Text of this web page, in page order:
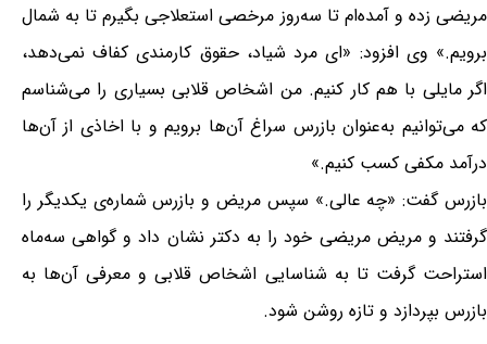
مریضی زده و آمده‌ام تا سه‌روز مرخصی استعلاجی بگیرم تا به شمال
برویم.» وی افزود: «ای مرد شیاد، حقوق کارمندی کفاف نمی‌دهد،
اگر مایلی با هم کار کنیم. من اشخاص قلابی بسیاری را می‌شناسم
که می‌توانیم به‌عنوان بازرس سراغ آن‌ها برویم و با اخاذی از آن‌ها
درآمد مکفی کسب کنیم.»
بازرس گفت: «چه عالی.» سپس مریض و بازرس شماره‌ی یکدیگر را
گرفتند و مریض مریضی خود را به دکتر نشان داد و گواهی سه‌ماه
استراحت گرفت تا به شناسایی اشخاص قلابی و معرفی آن‌ها به
بازرس بپردازد و تازه روشن شود.